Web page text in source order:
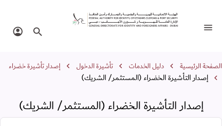
إصدار التأشيرة الخضراء (المستثمر/
تبديل التنقل البحث في
مسار التنقل
الصفحة الرئيسية دليل الخدمات تأشيرة الدخول إصدار تأشيرة خضراء
إصدار التأشيرة الخضراء (المستثمر/ الشريك)
إصدار التأشيرة الخضراء (المستثمر/ الشريك)